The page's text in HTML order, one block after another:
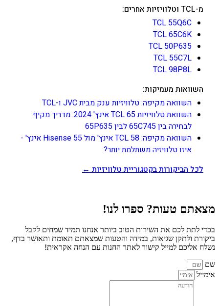
מ-TCL וטלוויזיות אחרים:
TCL 55Q6C
TCL 65C6K
TCL 50P635
TCL 55C7L
TCL 98P8L
השוואות מעמיקות:
השוואה מקיפה: טלוויזיות ענק מבית JVC ו-TCL
השוואת טלוויזיות TCL 65 אינץ' 2024: מדריך מקיף
לבחירה בין 65C745 לבין 65P635
השוואה מקיפה: TCL 58 אינץ' מול Hisense 55 אינץ' -
איזו טלוויזיה משתלמת יותר?
לכל הביקורות בקטגוריית טלוויזיות ←
מצאתם טעות? ספרו לנו!
בכדי לתת לכם את השירות הטוב ביותר אנחנו תמיד שמחים לקבל
ביקורת ולתקן שגיאות, במידה והטעות שמצאתם תאומת ותאושר בדף,
נשלח אליכם למייל קישור לאתר החנות עם הנחה אקראית!
שם
אימייל